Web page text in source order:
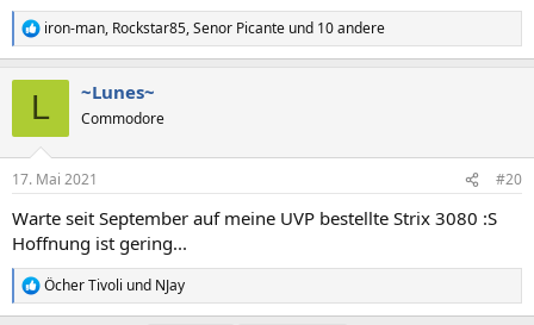
R
e
e
:
iron-man, Rockstar85,Senor Picante und 10 andere
L ~Lunes~
Commodore
17. Mai 2021 #20
Warte seit September auf meine UVP bestellte Strix 3080 :S
Hoffnung ist gering...
R
e
Öcher Tivoli und NJay